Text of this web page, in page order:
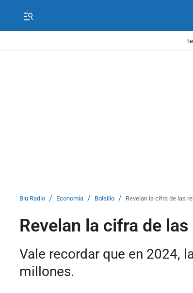
Blu Radio / Economía / Bolsillo / Revelan la cifra de las
Revelan la cifra de
Vale recordar que en 2024,
millones.